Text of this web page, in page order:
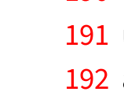
191
192